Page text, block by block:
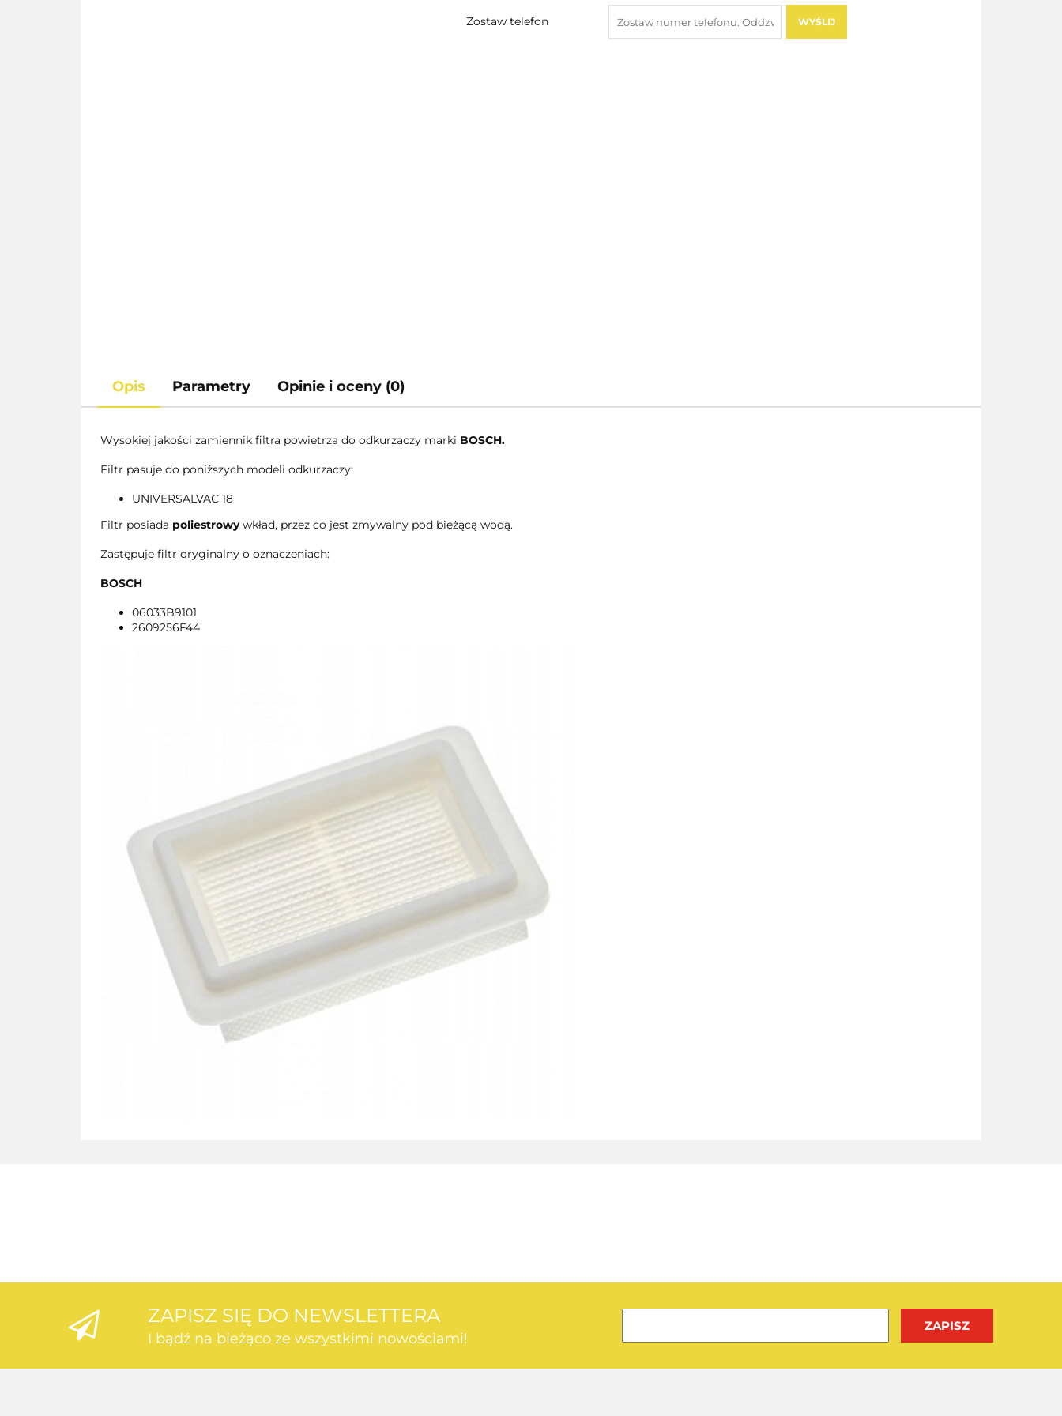
Zostaw telefon WYŚLIJ
Opis Parametry Opinie i oceny (0)
Wysokiej jakości zamiennik filtra powietrza do odkurzaczy marki BOSCH.
Filtr pasuje do poniższych modeli odkurzaczy:
UNIVERSALVAC 18
Filtr posiada poliestrowywkład, przez co jest zmywalny pod bieżącą wodą.
Zastępuje filtr oryginalny o oznaczeniach:
BOSCH
06033B9101
2609256F44
ZAPISZ SIĘ DO NEWSLETTERA
I bądź na bieżąco ze wszystkimi nowościami!